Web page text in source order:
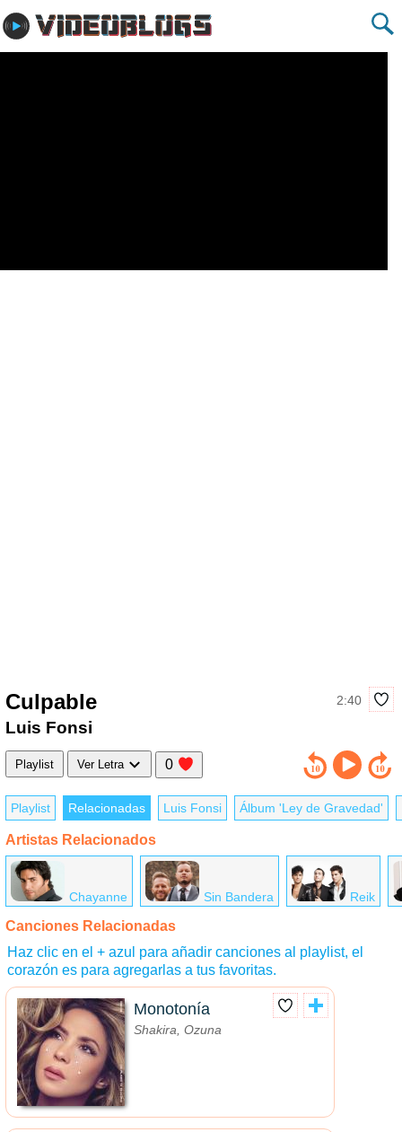
Culpable 2:40
Luis Fonsi
Playlist Ver Letra 0
Playlist Relacionadas Luis Fonsi Álbum 'Ley de Gravedad'
Artistas Relacionados
Chayanne Sin Bandera Reik
Canciones Relacionadas
Haz clic en el + azul para añadir canciones al playlist, el
corazón es para agregarlas a tus favoritas.
Monotonía
Shakira, Ozuna